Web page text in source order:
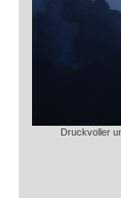
Druckvoller